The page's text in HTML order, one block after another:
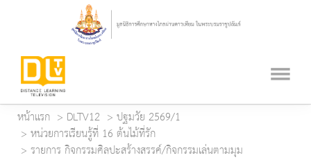
หน้าแรก DLTV12
ปฐมวัย 2569/1
หน่วยการเรียนรู้ที่ 16 ต้นไม้ที่รัก
รายการ กิจกรรมศิลปะสร้างสรรค์/กิจกรรมเล่นตามมุม